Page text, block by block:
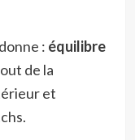
: équilibre
de la
et